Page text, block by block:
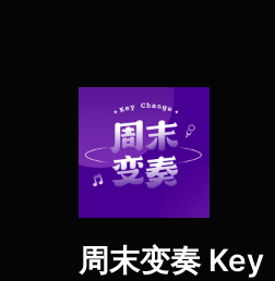
周末变奏 Key